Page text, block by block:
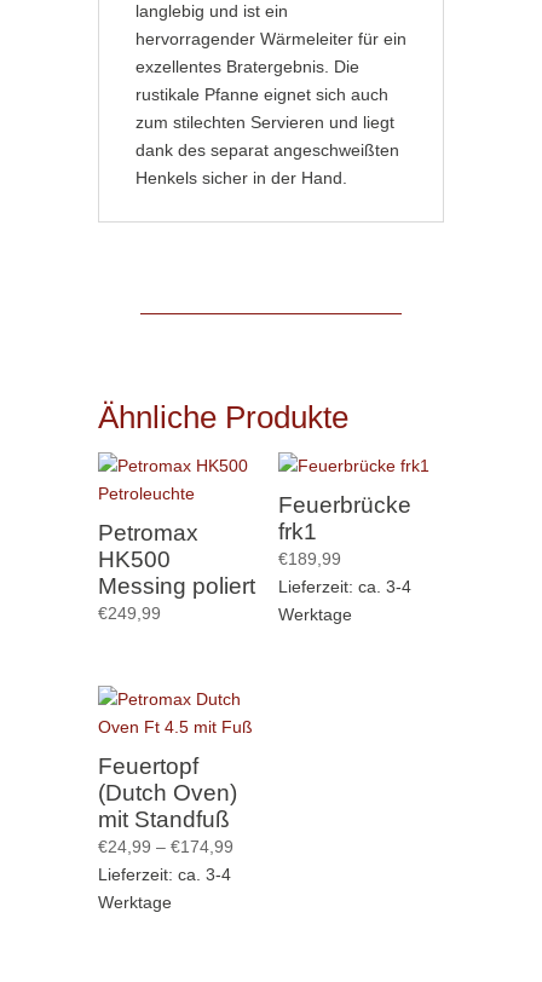
langlebig und ist ein
hervorragender Wärmeleiter für ein
exzellentes Bratergebnis. Die
rustikale Pfanne eignet sich auch
zum stilechten Servieren und liegt
dank des separat angeschweißten
Henkels sicher in der Hand.
Ähnliche Produkte
Petromax
HK500
Messing poliert
€249,99
Feuerbrücke
frk1
€189,99
Lieferzeit: ca. 3-4
Werktage
Feuertopf
(Dutch Oven)
mit Standfuß
€24,99 – €174,99Preisspanne:
Lieferzeit: ca. 3-4
Werktage